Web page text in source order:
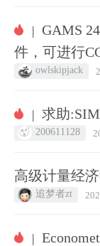
| GAMS
件，可进行
owlskipjack
| 求助
200611128
追梦者zt
|